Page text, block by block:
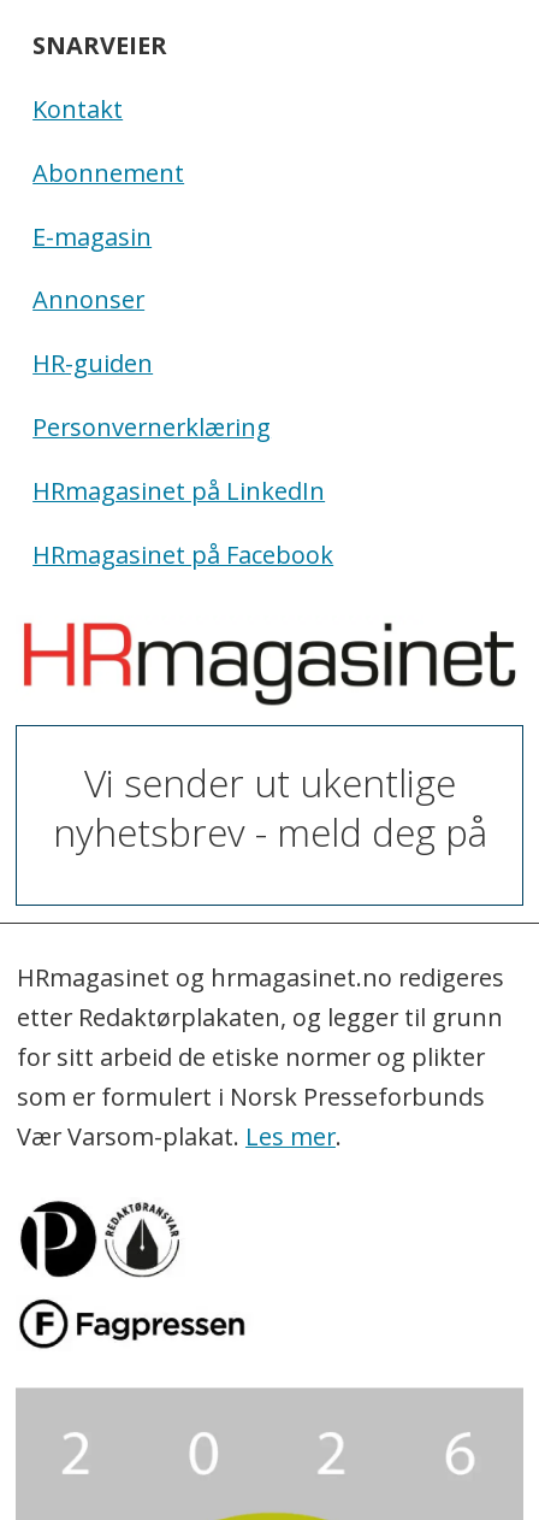
SNARVEIER
Kontakt
Abonnement
E-magasin
Annonser
HR-guiden
Personvernerklæring
HRmagasinet på LinkedIn
HRmagasinet på Facebook
Vi sender ut ukentlige
nyhetsbrev - meld deg på
HRmagasinet og hrmagasinet.no redigeres
etter Redaktørplakaten, og legger til grunn
for sitt arbeid de etiske normer og plikter
som er formulert i Norsk Presseforbunds
Vær Varsom-plakat. Les mer.